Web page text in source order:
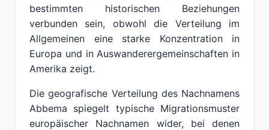
bestimmten historischen Beziehungen
verbunden sein, obwohl die Verteilung im
Allgemeinen eine starke Konzentration in
Europa und in Auswanderergemeinschaften in
Amerika zeigt.
Die geografische Verteilung des Nachnamens
Abbema spiegelt typische Migrationsmuster
europäischer Nachnamen wider, bei denen